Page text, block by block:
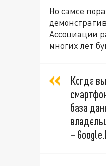
Но самое
Ассоциации
многих лет
Когда
база
–